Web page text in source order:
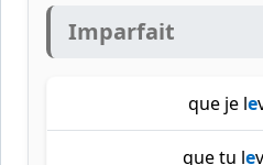
Imparfait
que je le
que tu lev